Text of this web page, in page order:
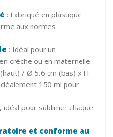
: Fabriqué en plastique
aux normes
: Idéal pour un
crèche ou en maternelle.
/ Ø 5,6 cm (bas) x H
150 ml pour
idéal pour sublimer chaque
et conforme au